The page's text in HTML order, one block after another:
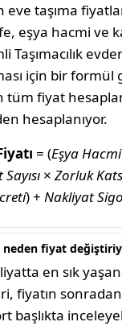
taşıma
eşya hacmi ve
Taşımacılık
için bir formül
tüm fiyat
hesaplanıyor.
= (Eşya Hacmi
× Zorluk
) + Nakliyat
neden fiyat
en sık
fiyatın
başlıkta